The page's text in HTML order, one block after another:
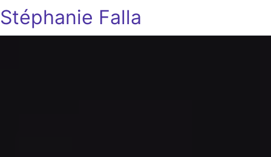
Stéphanie Falla